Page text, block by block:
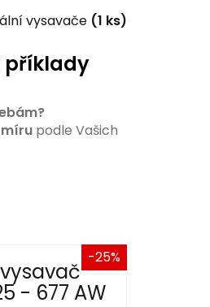
vysavače (1 ks)
příklady
podle Vašich
-25%
- 677 AW